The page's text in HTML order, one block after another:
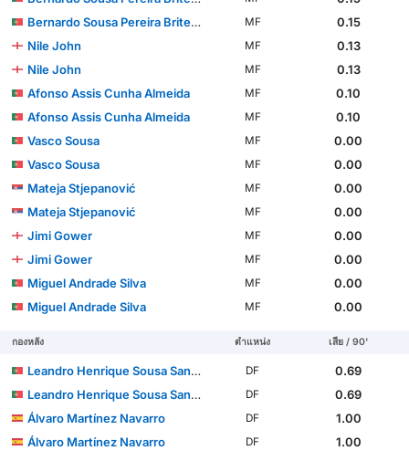
Bernardo Sousa Pereira Brites Martins
MF
0.15
Nile John
MF
0.13
Nile John
MF
0.13
Afonso Assis Cunha Almeida
MF
0.10
Afonso Assis Cunha Almeida
MF
0.10
Vasco Sousa
MF
0.00
Vasco Sousa
MF
0.00
Mateja Stjepanović
MF
0.00
Mateja Stjepanović
MF
0.00
Jimi Gower
MF
0.00
Jimi Gower
MF
0.00
Miguel Andrade Silva
MF
0.00
Miguel Andrade Silva
MF 0.00
กองหลัง ตำแหน่ง เสีย / 90'
Leandro Henrique Sousa Santos DF
0.69
Leandro Henrique Sousa Santos
DF
0.69
Álvaro Martínez Navarro
DF
1.00
Álvaro Martínez Navarro
DF
1.00